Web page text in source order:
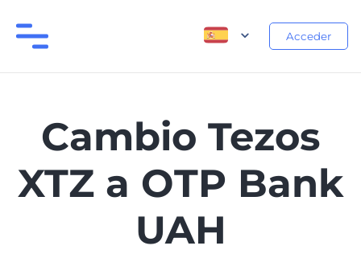
Acceder
Cambio Tezos
XTZ a OTP Bank
UAH